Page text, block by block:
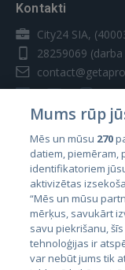
Kontakti
City24 SIA,
28259069
Valstis
Igaunija
Latvija
Lietuva
Mums rūp
Mēs un mūsu 270
datiem, piemēram,
identifikatoriem
aktivizētas
“Mēs un mūsu
mērķus, savukārt
savu piekrišanu,
tehnoloģijas ir
var nebūt jums tik